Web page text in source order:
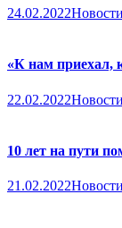
24.02.2022Новости
«К нам приехал,
22.02.2022Новости
10 лет на пути
21.02.2022Новости